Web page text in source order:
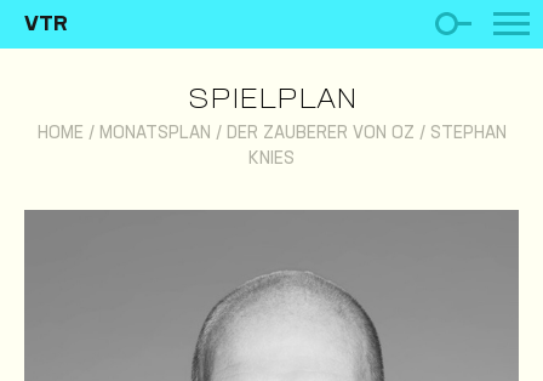
VTR
SPIELPLAN
HOME / MONATSPLAN / DER ZAUBERER VON OZ / STEPHAN
KNIES